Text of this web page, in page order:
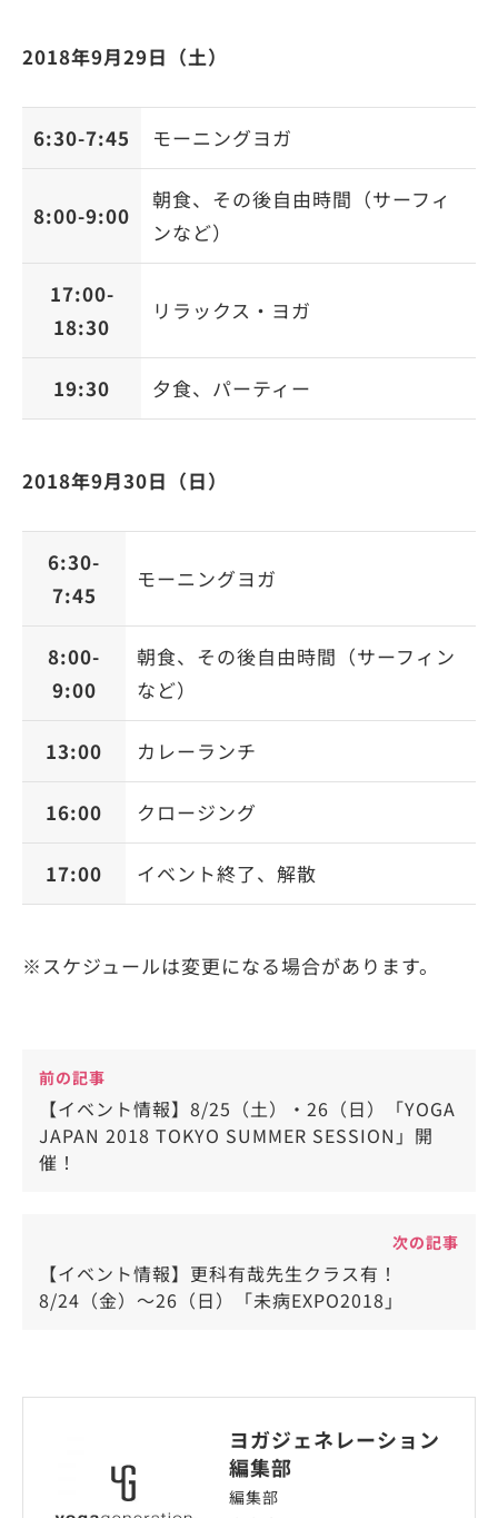
2018年9月29日（土）
6:30-7:45 モーニングヨガ
8:00-9:00
朝食、その後自由時間（サーフィ
ンなど）
17:00-
18:30
リラックス・ヨガ
19:30 夕食、パーティー
2018年9月30日（日）
6:30-
7:45
モーニングヨガ
8:00-
9:00
朝食、その後自由時間（サーフィン
など）
13:00 カレーランチ
16:00 クロージング
17:00 イベント終了、解散
※スケジュールは変更になる場合があります。
前の記事
【イベント情報】8/25（土）・26（日）「YOGA
JAPAN 2018 TOKYO SUMMER SESSION」開
催！
次の記事
【イベント情報】更科有哉先生クラス有！
8/24（金）〜26（日）「未病EXPO2018」
ヨガジェネレーション
編集部
編集部